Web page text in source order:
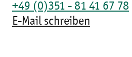
+49 (0)351 - 81 41 67 78
E-Mail schreiben